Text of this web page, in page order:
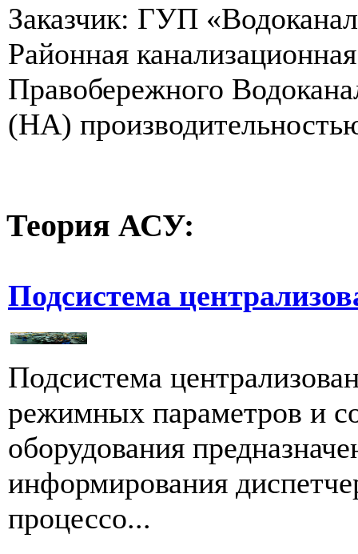
Заказчик: ГУП
Районная
Правобережного
(НА)
Теория АСУ:
Подсистема
Подсистема
режимных параметров и
оборудования
информирования
процессо...